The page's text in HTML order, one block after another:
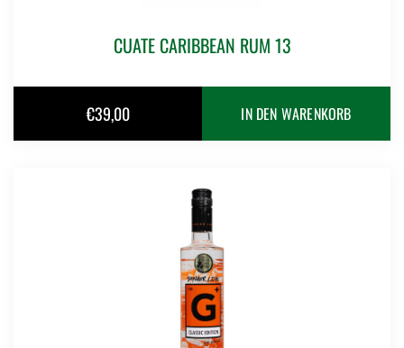
CUATE CARIBBEAN RUM 13
€39,00 IN DEN WARENKORB